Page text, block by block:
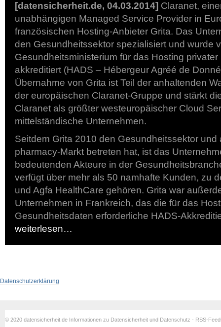
[datensicherheit.de, 04.03.2014] Claranet,
unabhängigen Managed Service Provider in
französischen Hosting-Anbieter Grita. Das
den Gesundheitssektor spezialisiert und wurde
Gesundheitsministerium für das Hosting
akkreditiert (HADS – Hébergeur Agréé de
Übernahme von Grita ist Teil der anhaltenden
der europäischen Claranet-Gruppe und stärkt
Claranet als größter westeuropäischer Cloud
mittelständische Unternehmen.
Seitdem Grita 2010 den Gesundheitssektor und
pharmacy-Markt betreten hat, ist das
bedeutenden Akteure in der
verfügt über mehr als 50 namhafte Kunden, zu
und Agfa HealthCare gehören. Grita war
Unternehmen in Frankreich, das die für das
Gesundheitsdaten erforderliche HADS-
weiterlesen…
Datenschutzerklärung
© 2020 datensicherheit.de Informationen zu Datensicherheit und Datenschutz - RSS-